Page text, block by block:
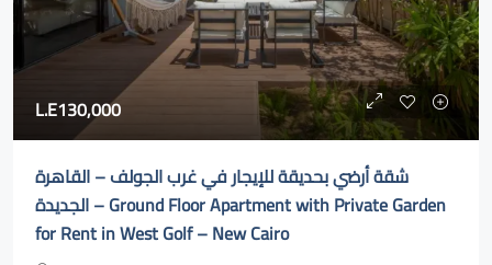
L.E130,000
شقة أرضي بحديقة للإيجار في غرب الجولف – القاهرة
الجديدة – Ground Floor Apartment with Private Garden
for Rent in West Golf – New Cairo